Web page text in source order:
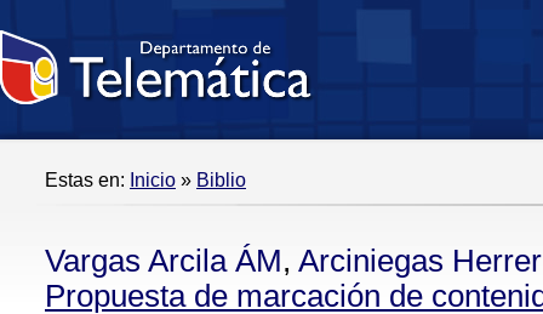
Estas en: Inicio » Biblio
Vargas Arcila ÁM, Arciniegas
Propuesta de marcación de